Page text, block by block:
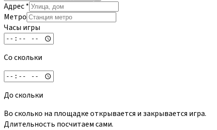
Адрес*
Метро
Часы игры
Со скольки
До скольки
Во сколько на площадке открывается и закрывается игра.
Длительность посчитаем сами.